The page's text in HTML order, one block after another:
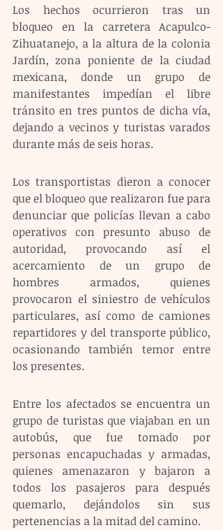
Los hechos ocurrieron tras un
bloqueo en la carretera Acapulco-
Zihuatanejo, a la altura de la colonia
Jardín, zona poniente de la ciudad
mexicana, donde un grupo de
manifestantes impedían el libre
tránsito en tres puntos de dicha vía,
dejando a vecinos y turistas varados
durante más de seis horas.
Los transportistas dieron a conocer
que el bloqueo que realizaron fue para
denunciar que policías llevan a cabo
operativos con presunto abuso de
autoridad, provocando así el
acercamiento de un grupo de
hombres armados, quienes
provocaron el siniestro de vehículos
particulares, así como de camiones
repartidores y del transporte público,
ocasionando también temor entre
los presentes.
Entre los afectados se encuentra un
grupo de turistas que viajaban en un
autobús, que fue tomado por
personas encapuchadas y armadas,
quienes amenazaron y bajaron a
todos los pasajeros para después
quemarlo, dejándolos sin sus
pertenencias a la mitad del camino.